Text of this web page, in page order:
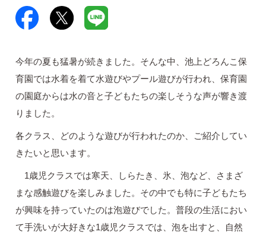
今年の夏も猛暑が続きました。そんな中、池上どろんこ保
育園では水着を着て水遊びやプール遊びが行われ、保育園
の園庭からは水の音と子どもたちの楽しそうな声が響き渡
りました。
各クラス、どのような遊びが行われたのか、ご紹介してい
きたいと思います。
1歳児クラスでは寒天、しらたき、氷、泡など、さまざ
まな感触遊びを楽しみました。その中でも特に子どもたち
が興味を持っていたのは泡遊びでした。普段の生活におい
て手洗いが大好きな1歳児クラスでは、泡を出すと、自然